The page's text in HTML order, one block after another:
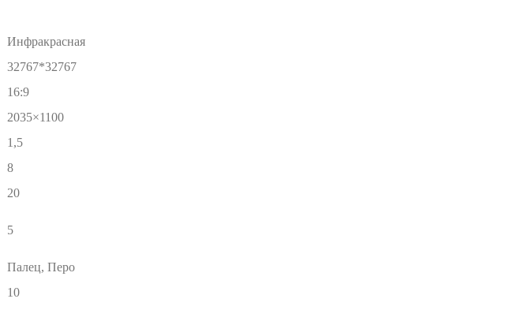
Инфракрасная
32767*32767
16:9
2035×1100
1,5
8
20
5
Палец, Перо
10